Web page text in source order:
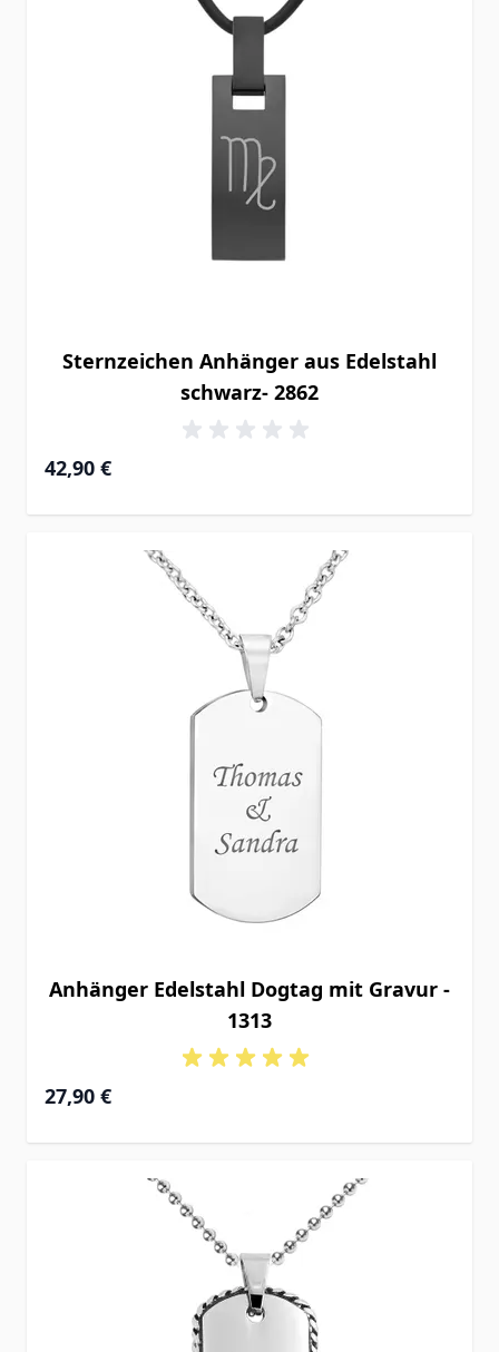
Sternzeichen Anhänger aus Edelstahl
schwarz- 2862
42,90 €
Anhänger Edelstahl Dogtag mit Gravur -
1313
27,90 €